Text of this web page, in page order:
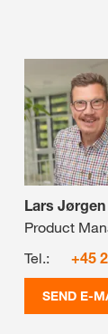
Lars
Product
Tel.:
+45
SEND E-